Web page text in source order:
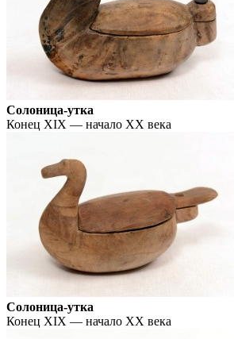
Солоница-утка
Конец XIX — начало XX века
Солоница-утка
Конец XIX — начало XX века